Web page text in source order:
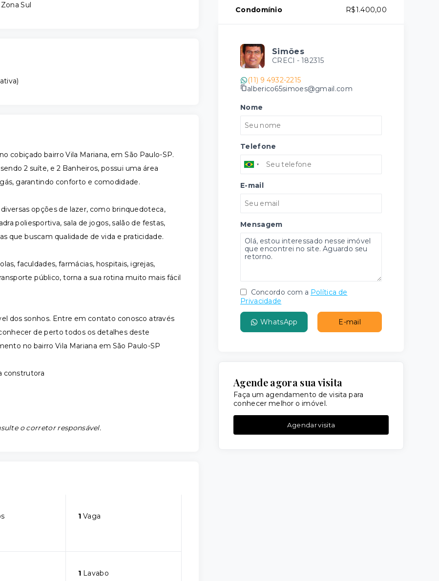
Sul
)
cobiçado bairro Vila Mariana, em São Paulo-SP.
2 suíte, e 2 Banheiros, possui uma área
garantindo conforto e comodidade.
opções de lazer, como brinquedoteca,
poliesportiva, sala de jogos, salão de festas,
que buscam qualidade de vida e praticidade.
faculdades, farmácias, hospitais, igrejas,
público, torna a sua rotina muito mais fácil
dos sonhos. Entre em contato conosco através
de perto todos os detalhes deste
no bairro Vila Mariana em São Paulo-SP
construtora
o corretor responsável.
1 Vaga
1 Lavabo
Condomínio R$1.400,00
Simões
CRECI - 182315
(11) 9 4932-2215
alberico65simoes@gmail.com
Nome
Telefone
E-mail
Mensagem
Concordo com a Política de
Privacidade
WhatsApp E-mail
Agende agora sua visita
Faça um agendamento de visita para
conhecer melhor o imóvel.
Agendar visita